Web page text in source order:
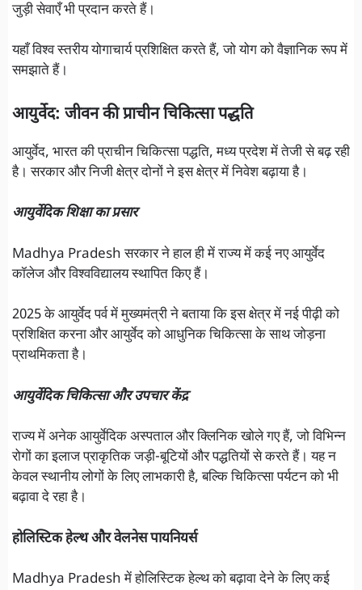
जुड़ी सेवाएँ भी प्रदान करते हैं।
यहाँ विश्व स्तरीय योगाचार्य प्रशिक्षित करते हैं, जो योग को वैज्ञानिक रूप में
समझाते हैं।
आयुर्वेद: जीवन की प्राचीन चिकित्सा पद्धति
आयुर्वेद, भारत की प्राचीन चिकित्सा पद्धति, मध्य प्रदेश में तेजी से बढ़ रही
है। सरकार और निजी क्षेत्र दोनों ने इस क्षेत्र में निवेश बढ़ाया है।
आयुर्वेदिक शिक्षा का प्रसार
Madhya Pradesh सरकार ने हाल ही में राज्य में कई नए आयुर्वेद
कॉलेज और विश्वविद्यालय स्थापित किए हैं।
2025 के आयुर्वेद पर्व में मुख्यमंत्री ने बताया कि इस क्षेत्र में नई पीढ़ी को
प्रशिक्षित करना और आयुर्वेद को आधुनिक चिकित्सा के साथ जोड़ना
प्राथमिकता है।
आयुर्वेदिक चिकित्सा और उपचार केंद्र
राज्य में अनेक आयुर्वेदिक अस्पताल और क्लिनिक खोले गए हैं, जो विभिन्न
रोगों का इलाज प्राकृतिक जड़ी-बूटियों और पद्धतियों से करते हैं। यह न
केवल स्थानीय लोगों के लिए लाभकारी है, बल्कि चिकित्सा पर्यटन को भी
बढ़ावा दे रहा है।
होलिस्टिक हेल्थ और वेलनेस पायनियर्स
Madhya Pradesh में होलिस्टिक हेल्थ को बढ़ावा देने के लिए कई